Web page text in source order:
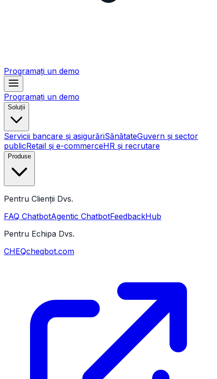
Programați un demo
Programați un demo
Soluții
Servicii bancare și asigurăriSănătateGuvern și sector
publicRetail și e-commerceHR și recrutare
Produse
Pentru Clienții Dvs.
FAQ ChatbotAgentic ChatbotFeedbackHub
Pentru Echipa Dvs.
CHEQcheqbot.com